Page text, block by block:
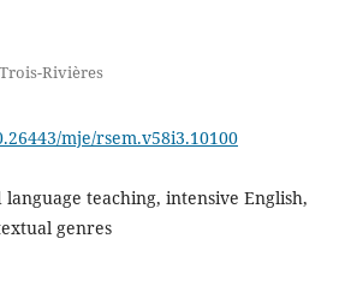
Rivières
mje/rsem.v58i3.10100
teaching, intensive English,
genres